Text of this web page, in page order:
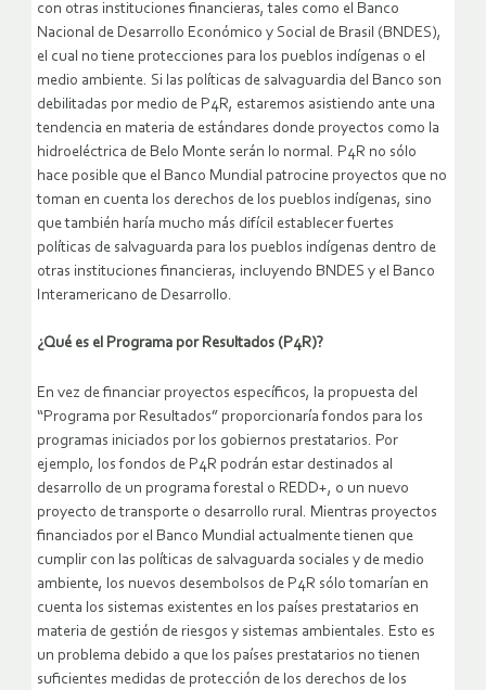
con otras instituciones financieras, tales como el Banco
Nacional de Desarrollo Económico y Social de Brasil (BNDES),
el cual no tiene protecciones para los pueblos indígenas o el
medio ambiente. Si las políticas de salvaguardia del Banco son
debilitadas por medio de P4R, estaremos asistiendo ante una
tendencia en materia de estándares donde proyectos como la
hidroeléctrica de Belo Monte serán lo normal. P4R no sólo
hace posible que el Banco Mundial patrocine proyectos que no
toman en cuenta los derechos de los pueblos indígenas, sino
que también haría mucho más difícil establecer fuertes
políticas de salvaguarda para los pueblos indígenas dentro de
otras instituciones financieras, incluyendo BNDES y el Banco
Interamericano de Desarrollo.
¿Qué es el Programa por Resultados (P4R)?
En vez de financiar proyectos específicos, la propuesta del
“Programa por Resultados” proporcionaría fondos para los
programas iniciados por los gobiernos prestatarios. Por
ejemplo, los fondos de P4R podrán estar destinados al
desarrollo de un programa forestal o REDD+, o un nuevo
proyecto de transporte o desarrollo rural. Mientras proyectos
financiados por el Banco Mundial actualmente tienen que
cumplir con las políticas de salvaguarda sociales y de medio
ambiente, los nuevos desembolsos de P4R sólo tomarían en
cuenta los sistemas existentes en los países prestatarios en
materia de gestión de riesgos y sistemas ambientales. Esto es
un problema debido a que los países prestatarios no tienen
suficientes medidas de protección de los derechos de los